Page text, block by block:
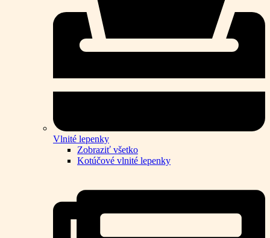
Vlnité lepenky
Zobraziť všetko
Kotúčové vlnité lepenky